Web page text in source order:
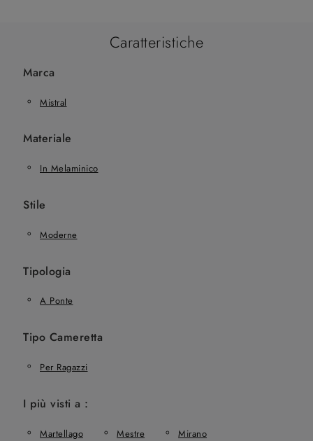
Caratteristiche
Marca
Mistral
Materiale
In Melaminico
Stile
Moderne
Tipologia
A Ponte
Tipo Cameretta
Per Ragazzi
I più visti a :
Martellago Mestre Mirano